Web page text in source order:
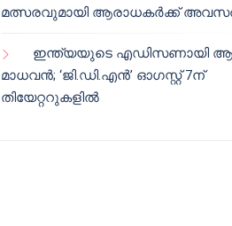
മത്സരവുമായി ആരാധകർക്ക്
ഇന്ത്യയുടെ എഡിസണായി
മാധവൻ; ‘ജി.ഡി.എൻ’ ഓഗസ്റ്റ് 7ന്
തിയേറ്ററുകളിൽ